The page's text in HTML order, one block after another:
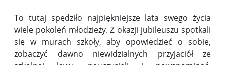
To tutaj spędziło najpiękniejsze lata swego życia
wiele pokoleń młodzieży. Z okazji jubileuszu spotkali
się w murach szkoły, aby opowiedzieć o sobie,
zobaczyć dawno niewidzialnych przyjaciół ze